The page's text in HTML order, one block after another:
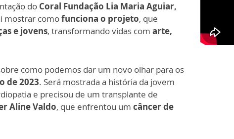
do Coral Fundação Lia Maria Aguiar,
mostrar comofunciona o projeto, que
e jovens, transformando vidas com arte,
como podemos dar um novo olhar para os
de 2023. Será mostrada a história da jovem
e precisou de um transplante de
Aline Valdo, que enfrentou um câncer de